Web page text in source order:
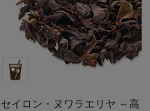
セイロン・ヌワラエリヤ ～高